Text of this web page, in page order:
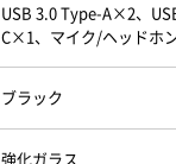
USB 3.0 Type-A×2、
C×1、マイク/ヘッドホ
ブラック
強化ガラス